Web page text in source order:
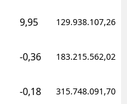
9,95 129.938.107,26
-0,36 183.215.562,02
-0,18 315.748.091,70